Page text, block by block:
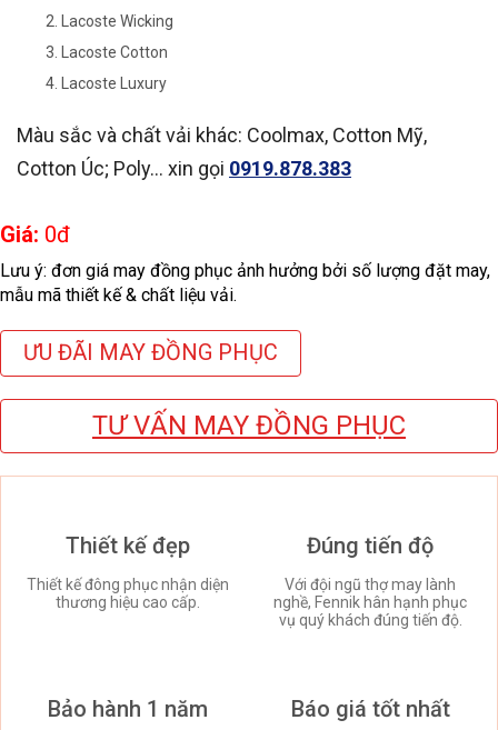
Lacoste Wicking
Lacoste Cotton
Lacoste Luxury
Màu sắc và chất vải khác: Coolmax, Cotton Mỹ,
Cotton Úc; Poly… xin gọi 0919.878.383
Giá: 0đ
Lưu ý: đơn giá may đồng phục ảnh hưởng bởi số lượng đặt may,
mẫu mã thiết kế & chất liệu vải.
ƯU ĐÃI MAY ĐỒNG PHỤC
TƯ VẤN MAY ĐỒNG PHỤC
Thiết kế đẹp
Thiết kế đông phục nhận diện
thương hiệu cao cấp.
Đúng tiến độ
Với đội ngũ thợ may lành
nghề, Fennik hân hạnh phục
vụ quý khách đúng tiến độ.
Bảo hành 1 năm Báo giá tốt nhất